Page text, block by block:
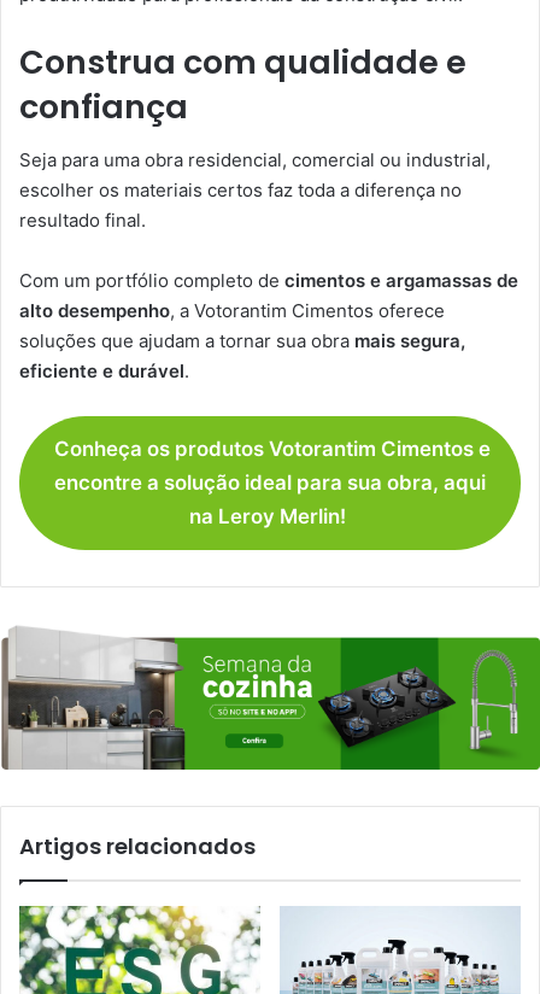
Construa com qualidade e
confiança
Seja para uma obra residencial, comercial ou industrial,
escolher os materiais certos faz toda a diferença no
resultado final.
Com um portfólio completo de cimentos e argamassas de
alto desempenho, a Votorantim Cimentos oferece
soluções que ajudam a tornar sua obra mais segura,
eficiente e durável.
Conheça os produtos Votorantim Cimentos e
encontre a solução ideal para sua obra, aqui
na Leroy Merlin!
Artigos relacionados